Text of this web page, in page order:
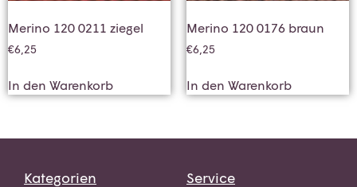
Merino 120 0211 ziegel
€6,25
In den Warenkorb
Merino 120 0176 braun
€6,25
In den Warenkorb
Kategorien Service